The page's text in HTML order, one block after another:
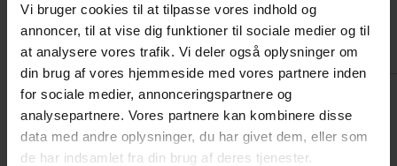
Vi bruger cookies til at tilpasse vores indhold og
annoncer, til at vise dig funktioner til sociale medier og til
at analysere vores trafik. Vi deler også oplysninger om
din brug af vores hjemmeside med vores partnere inden
for sociale medier, annonceringspartnere og
analysepartnere. Vores partnere kan kombinere disse
data med andre oplysninger, du har givet dem, eller som
de har indsamlet fra din brug af deres tjenester.
Match med
SALE SALE